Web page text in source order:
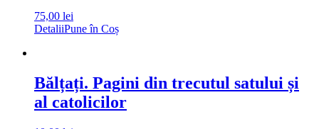
75,00 lei
DetaliiPune în Coș
Bălțați. Pagini din trecutul satului și
al catolicilor